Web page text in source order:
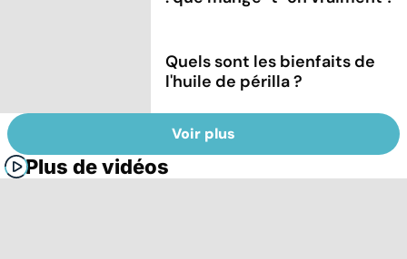
Quels sont les bienfaits de
l'huile de périlla ?
Voir plus
Plus de vidéos